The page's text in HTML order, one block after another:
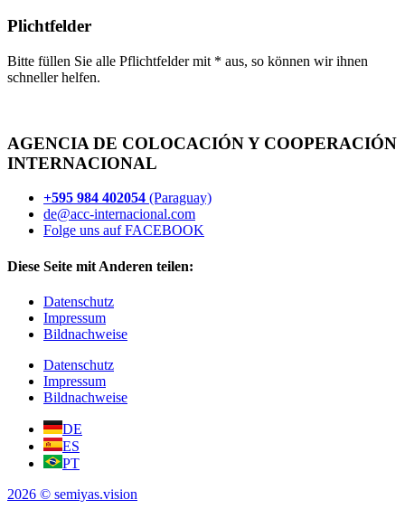
Plichtfelder
Bitte füllen Sie alle Pflichtfelder mit * aus, so können wir ihnen
schneller helfen.
AGENCIA DE COLOCACIÓN Y COOPERACIÓN
INTERNACIONAL
+595 984 402054 (Paraguay)
de@acc-internacional.com
Folge uns auf FACEBOOK
Diese Seite mit Anderen teilen:
Datenschutz
Impressum
Bildnachweise
Datenschutz
Impressum
Bildnachweise
DE
ES
PT
2026 © semiyas.vision